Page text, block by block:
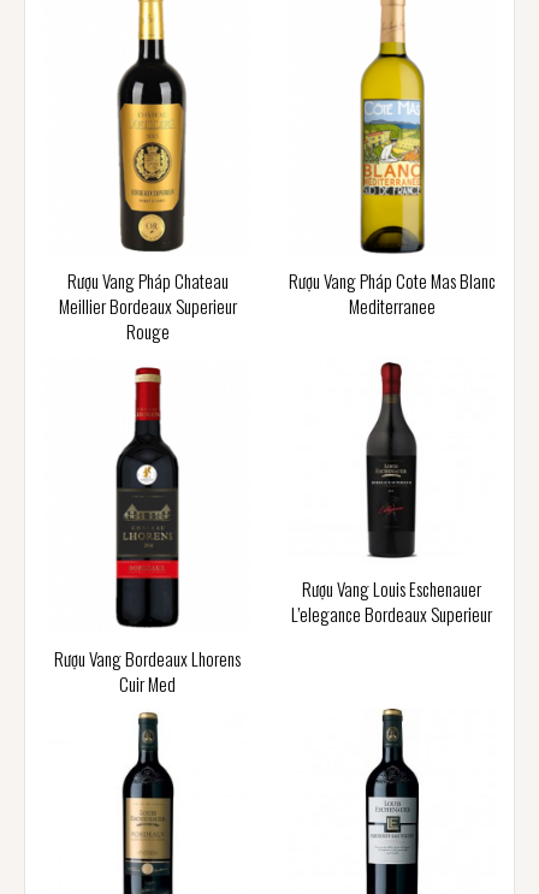
Rượu Vang Pháp Chateau
Meillier Bordeaux Superieur
Rouge
Rượu Vang Pháp Cote Mas Blanc
Mediterranee
Rượu Vang Bordeaux Lhorens
Cuir Med
Rượu Vang Louis Eschenauer
L’elegance Bordeaux Superieur